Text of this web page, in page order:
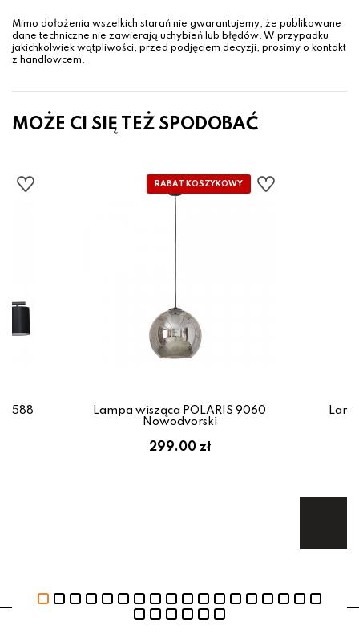
Mimo dołożenia wszelkich starań nie gwarantujemy, że publikowane
dane techniczne nie zawierają uchybień lub błędów. W przypadku
jakichkolwiek wątpliwości, przed podjęciem decyzji, prosimy o kontakt
z handlowcem.
MOŻE CI SIĘ TEŻ SPODOBAĆ
Lampa wisząca POLARIS 9060
Nowodvorski
299.00 zł